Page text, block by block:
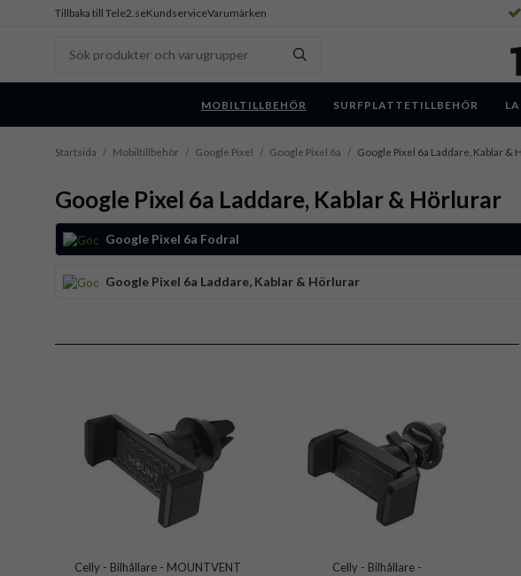
Tillbaka till Tele2.seKundserviceVarumärken
MOBILTILLBEHÖR SURFPLATTETILLBEHÖR
Startsida / Mobiltillbehör / Google Pixel / Google Pixel 6a / Google Pixel 6a Laddare, Kablar &
Google Pixel 6a Laddare, Kablar & Hörlurar
Google Pixel 6a Fodral
Google Pixel 6a Laddare, Kablar & Hörlurar
Celly - Bilhållare - MOUNTVENT
Celly - Bilhållare -